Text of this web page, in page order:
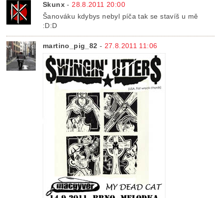
Skunx - 28.8.2011 20:00
Šanováku kdybys nebyl píča tak se stavíš u mě
:D:D
martino_pig_82 - 27.8.2011 11:06